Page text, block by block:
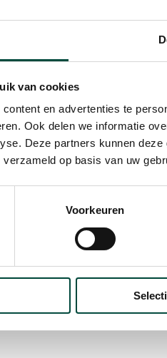
van cookies
en advertenties te
Ook delen we informatie
Deze partners kunnen
op basis van uw
Voorkeuren